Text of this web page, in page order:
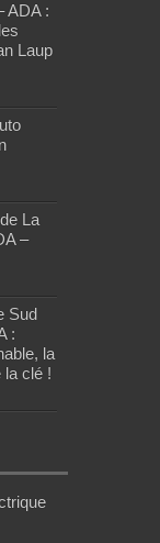
ADA :
Laup
La
–
Sud
:
la
la clé !